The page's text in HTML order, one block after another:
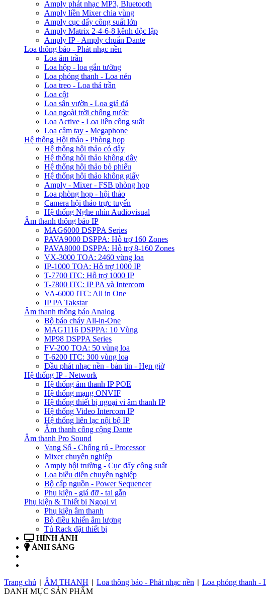
Amply phát nhạc MP3, Bluetooth
Amply liền Mixer chia vùng
Amply cục đẩy công suất lớn
Amply Matrix 2-4-6-8 kênh độc lập
Amply IP - Amply chuẩn Dante
Loa thông báo - Phát nhạc nền
Loa âm trần
Loa hộp - loa gắn tường
Loa phóng thanh - Loa nén
Loa treo - Loa thả trần
Loa cột
Loa sân vườn - Loa giả đá
Loa ngoài trời chống nước
Loa Active - Loa liền công suất
Loa cầm tay - Megaphone
Hệ thống Hội thảo - Phòng họp
Hệ thống hội thảo có dây
Hệ thống hội thảo không dây
Hệ thống hội thảo bỏ phiếu
Hệ thống hội thảo không giấy
Amply - Mixer - FSB phòng họp
Loa phòng họp - hội thảo
Camera hội thảo trực tuyến
Hệ thống Nghe nhìn Audiovisual
Âm thanh thông báo IP
MAG6000 DSPPA Series
PAVA9000 DSPPA: Hỗ trợ 160 Zones
PAVA8000 DSPPA: Hỗ trợ 8-160 Zones
VX-3000 TOA: 2460 vùng loa
IP-1000 TOA: Hỗ trợ 1000 IP
T-7700 ITC: Hỗ trợ 1000 IP
T-7800 ITC: IP PA và Intercom
VA-6000 ITC: All in One
IP PA Takstar
Âm thanh thông báo Analog
Bộ báo cháy All-in-One
MAG1116 DSPPA: 10 Vùng
MP98 DSPPA Series
FV-200 TOA: 50 vùng loa
T-6200 ITC: 300 vùng loa
Đầu phát nhạc nền - bản tin - Hẹn giờ
Hệ thống IP - Network
Hệ thống âm thanh IP POE
Hệ thống mạng ONVIF
Hệ thống thiết bị ngoại vi âm thanh IP
Hệ thống Video Intercom IP
Hệ thống liên lạc nội bộ IP
Âm thanh công cộng Dante
Âm thanh Pro Sound
Vang Số - Chống rú - Processor
Mixer chuyên nghiệp
Amply hội trường - Cục đẩy công suất
Loa biễu diễn chuyên nghiệp
Bộ cấp nguồn - Power Sequencer
Phụ kiện - giá đỡ - tai gắn
Phụ kiện & Thiết bị Ngoại vi
Phụ kiện âm thanh
Bộ điều khiển âm lượng
Tủ Rack đặt thiết bị
HÌNH ẢNH
ÁNH SÁNG
Trang chủ
ÂM THANH Loa thông báo - Phát nhạc nền
Loa phóng thanh -
DANH MỤC SẢN PHẨM